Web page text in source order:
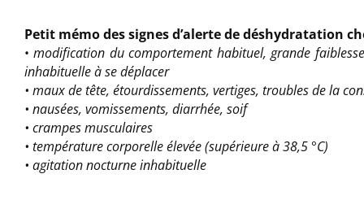
Petit mémo des signes d’alerte de déshydratation
•modification du comportement habituel, grande
inhabituelle à se déplacer
• maux de tête, étourdissements, vertiges, troubles de la
• nausées, vomissements, diarrhée, soif
• crampes musculaires
• température corporelle élevée (supérieure à 38,5 °C)
• agitation nocturne inhabituelle